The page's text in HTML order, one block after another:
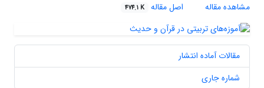
مشاهده مقاله
اصل مقاله 474.1 K
مقالات آماده انتشار
شماره جاری